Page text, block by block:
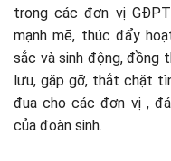
trong các đơn vị
mạnh mẽ, thúc đẩy
sắc và sinh động, đồng
lưu, gặp gỡ, thắt chặt
đua cho các đơn vị ,
của đoàn sinh.